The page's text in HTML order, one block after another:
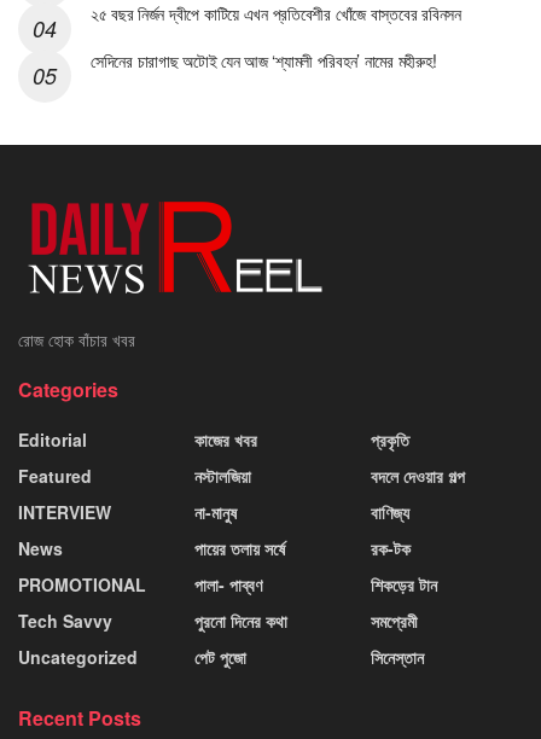
২৫ বছর নির্জন দ্বীপে কাটিয়ে এখন প্রতিবেশীর খোঁজে বাস্তবের রবিনসন
সেদিনের চারাগাছ অটোই যেন আজ ‘শ্যামলী পরিবহন’ নামের মহীরুহ!
রোজ হোক বাঁচার খবর
Categories
Editorial
Featured
INTERVIEW
News
PROMOTIONAL
Tech Savvy
Uncategorized
কাজের খবর
নস্টালজিয়া
না-মানুষ
পায়ের তলায় সর্ষে
পালা- পাব্বণ
পুরনো দিনের কথা
পেট পুজো
প্রকৃতি
বদলে দেওয়ার গল্প
বাণিজ্য
রক-টক
শিকড়ের টান
সমপ্রেমী
সিনেস্তান
Recent Posts